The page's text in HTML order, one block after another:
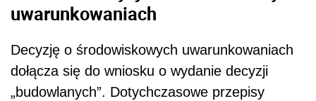
uwarunkowaniach
Decyzję o środowiskowych uwarunkowaniach
dołącza się do wniosku o wydanie decyzji
„budowlanych”. Dotychczasowe przepisy